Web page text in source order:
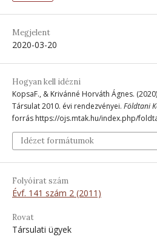
Megjelent
2020-03-20
Hogyan kell idézni
KopsaF., & Krivánné Horváth Ágnes.
Társulat 2010. évi rendezvényei. Földtani
forrás https://ojs.mtak.hu/index.php/
Idézet formátumok
Folyóirat szám
Évf. 141 szám 2 (2011)
Rovat
Társulati ügyek